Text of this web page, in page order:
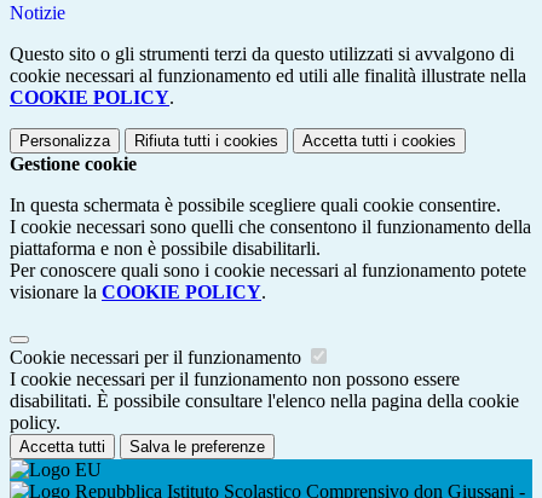
Notizie
Questo sito o gli strumenti terzi da questo utilizzati si avvalgono di
cookie necessari al funzionamento ed utili alle finalità illustrate nella
COOKIE POLICY.
Personalizza Rifiuta tutti i cookies Accetta tutti i cookies
Gestione cookie
In questa schermata è possibile scegliere quali cookie consentire.
I cookie necessari sono quelli che consentono il funzionamento della
piattaforma e non è possibile disabilitarli.
Per conoscere quali sono i cookie necessari al funzionamento potete
visionare la COOKIE POLICY.
Cookie necessari per il funzionamento
I cookie necessari per il funzionamento non possono essere
disabilitati. È possibile consultare l'elenco nella pagina della cookie
policy.
Accetta tutti Salva le preferenze
Istituto Scolastico Comprensivo don Giussani -